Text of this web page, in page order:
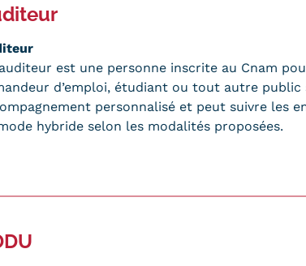
est une personne inscrite au Cnam
d’emploi, étudiant ou tout autre public
personnalisé et peut suivre les
hybride selon les modalités proposées.